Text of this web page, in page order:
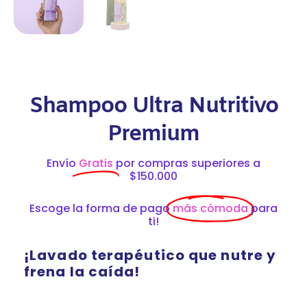
Shampoo Ultra Nutritivo
Premium
Envío Gratis por compras superiores a
$150.000
Escoge la forma de pagomás cómodapara
ti!
¡Lavado terapéutico que nutre y
frena la caída!